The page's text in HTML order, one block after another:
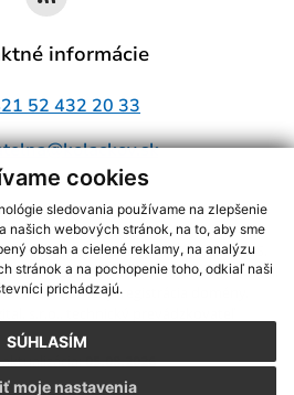
cookies
sledovania používame na zlepšenie
našich webových stránok, na to, aby sme
obsah a cielené reklamy, na analýzu
stránok a na pochopenie toho, odkiaľ naši
prichádzajú.
SÚHLASÍM
moje nastavenia
informácie
52 432 20 33
aktuálnych informácií s využitím RSS
ECHELON 2,Mapa stránok,web portál
s.r.o.,domény,registrácia domény
05.08.2026